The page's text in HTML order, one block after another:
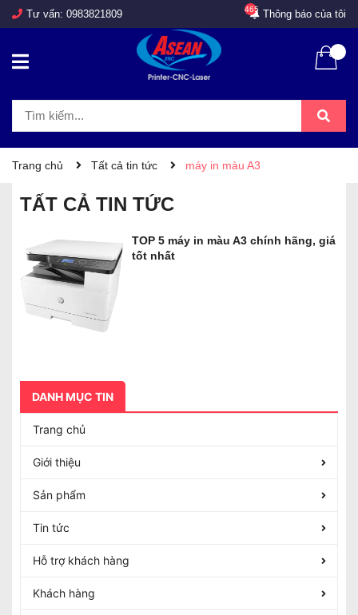
Tư vấn: 0983821809 Thông báo của tôi
465
Trang chủ Tất cả tin tức máy in màu A3
TẤT CẢ TIN TỨC
TOP 5 máy in màu A3 chính hãng, giá
tốt nhất
DANH MỤC TIN
Trang chủ
Giới thiệu
Sản phẩm
Tin tức
Hỗ trợ khách hàng
Khách hàng